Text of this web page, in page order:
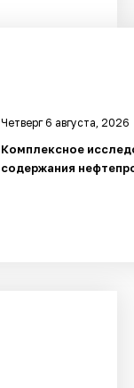
Четверг 6 августа, 2026
Комплексное
содержания